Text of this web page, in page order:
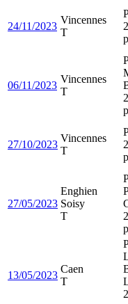
24/11/2023
Vincennes
T
06/11/2023
Vincennes
T
27/10/2023
Vincennes
T
27/05/2023
Enghien
Soisy
T
13/05/2023
Caen
T